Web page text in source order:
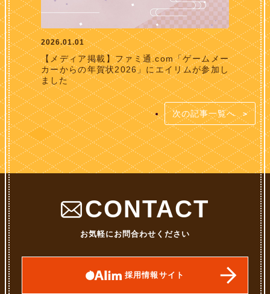
2026.01.01
【メディア掲載】ファミ通.com「ゲームメー
カーからの年賀状2026」にエイリムが参加し
ました
次の記事一覧へ
CONTACT
お気軽にお問合わせください
採用情報サイト